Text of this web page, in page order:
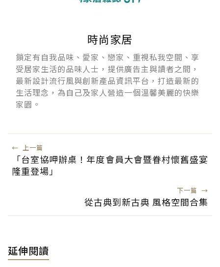
時尚家居
鎖定有自我品味、愛家、戀家、重視私我空間、享
受居家生活的品味人士，提供廣告主與讀者之間，
最新設計流行風與創新產品資訊平台，打造最新的
生活理念，為自己及家人營造一個溫馨美麗的快樂
家園。
← 上一篇
「台室協呷辦桌！年度會員大會暨眷村懷舊盛宴
隆重登場」
下一篇 →
從古典到新古典 風格空間合集
延伸閱讀